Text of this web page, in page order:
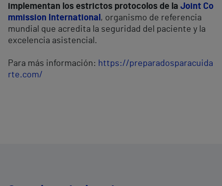
implementan los estrictos protocolos de la Joint Co
mmission International , organismo de referencia
mundial que acredita la seguridad del paciente y la
excelencia asistencial.
Para más información: https://preparadosparacuida
rte.com/